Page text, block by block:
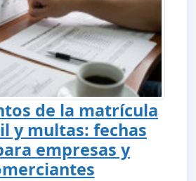
de la matrícula
y multas: fechas
empresas y